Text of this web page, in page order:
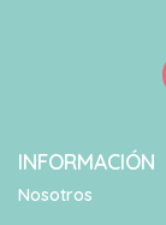
INFORMACIÓN
Nosotros